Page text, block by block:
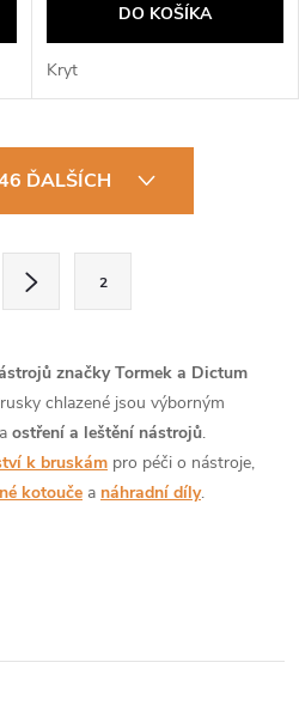
DO KOŠÍKA
Kryt
ĎALŠÍCH
2
značky Tormek a Dictum
chlazené jsou výborným
ostření a leštění nástrojů.
k bruskám pro péči o nástroje,
kotouče a náhradní díly.